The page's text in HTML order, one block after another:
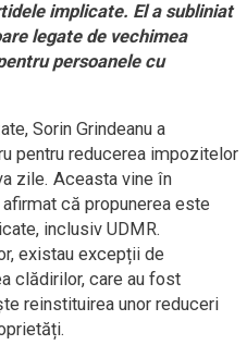
implicate. El a subliniat
legate de vechimea
persoanele cu
Sorin Grindeanu a
pentru reducerea impozitelor
zile. Aceasta vine în
că propunerea este
inclusiv UDMR.
existau excepții de
clădirilor, care au fost
reinstituirea unor reduceri